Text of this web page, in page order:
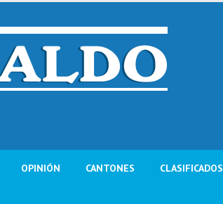
OPINIÓN CANTONES CLASIFICADOS